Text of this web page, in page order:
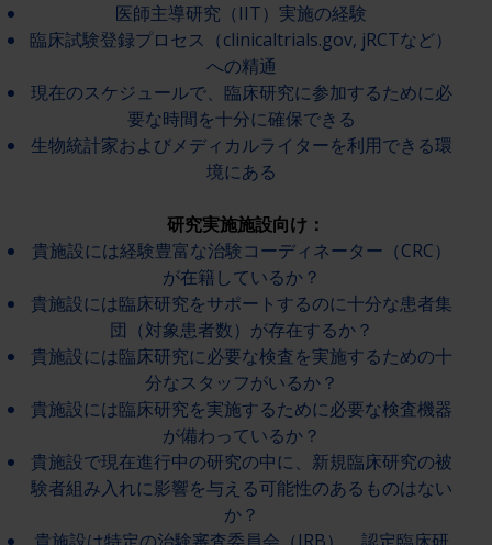
医師主導研究（IIT）実施の経験
臨床試験登録プロセス（clinicaltrials.gov, jRCTなど）
への精通
現在のスケジュールで、臨床研究に参加するために必
要な時間を十分に確保できる
生物統計家およびメディカルライターを利用できる環
境にある
研究実施施設向け：
貴施設には経験豊富な治験コーディネーター（CRC）
が在籍しているか？
貴施設には臨床研究をサポートするのに十分な患者集
団（対象患者数）が存在するか？
貴施設には臨床研究に必要な検査を実施するための十
分なスタッフがいるか？
貴施設には臨床研究を実施するために必要な検査機器
が備わっているか？
貴施設で現在進行中の研究の中に、新規臨床研究の被
験者組み入れに影響を与える可能性のあるものはない
か？